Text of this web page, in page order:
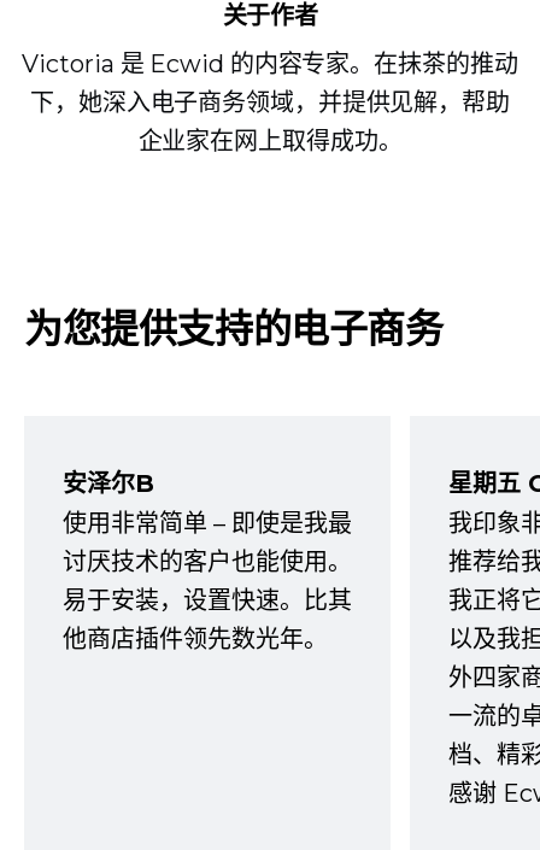
关于作者
Victoria 是 Ecwid 的内容专家。在抹茶的推动
下，她深入电子商务领域，并提供见解，帮助
企业家在网上取得成功。
为您提供支持的电子商务
安泽尔B
使用非常简单 – 即使是我最
讨厌技术的客户也能使用。
易于安装，设置快速。比其
他商店插件领先数光年。
星期五
我印象
推荐给
我正将
以及我
外四家
一流的
档、精
感谢